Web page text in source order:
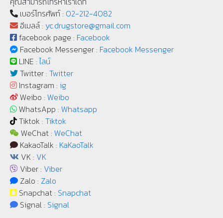
เบอร์โทรศัพท์ : 02-212-4082
อีเมลล์ : yc.drugstore@gmail.com
facebook page : Facebook
Facebook Messenger : Facebook Messenger
LINE :ไลน์
Twitter : Twitter
Instagram : ig
Weibo : Weibo
WhatsApp : Whatsapp
Tiktok : Tiktok
WeChat : WeChat
KakaoTalk : KaKaoTalk
VK : VK
Viber : Viber
Zalo : Zalo
Snapchat : Snapchat
Signal : Signal